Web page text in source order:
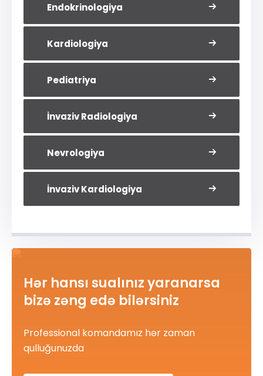
Endokrinologiya
Kardiologiya
Pediatriya
İnvaziv Radiologiya
Nevrologiya
İnvaziv Kardiologiya
Hər hansı sualınız yaranarsa
bizə zəng edə bilərsiniz
Professional komandamız hər zaman
qulluğunuzda